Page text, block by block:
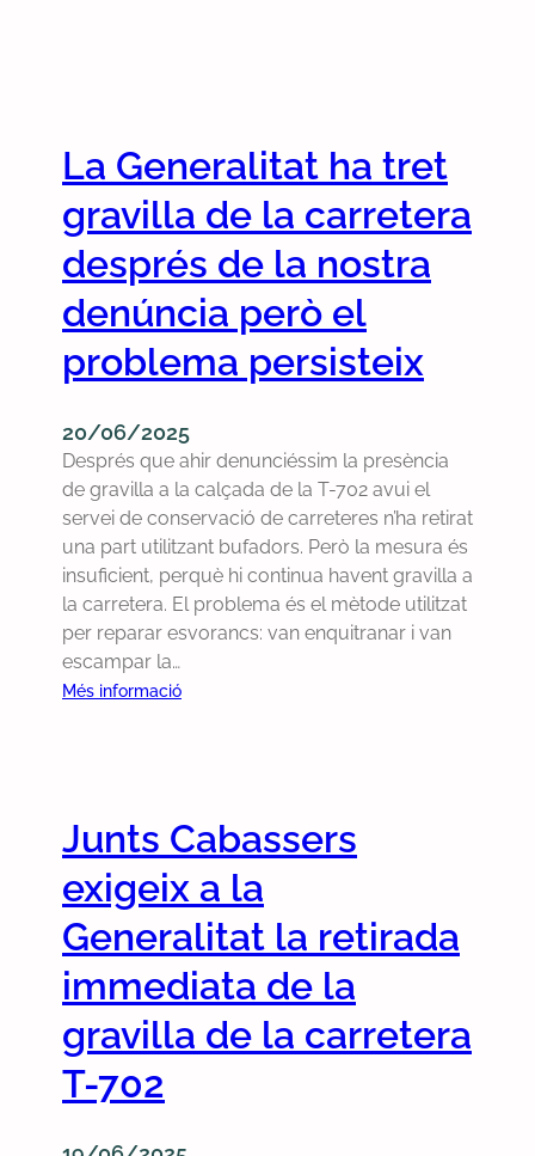
La Generalitat ha tret
gravilla de la carretera
després de la nostra
denúncia però el
problema persisteix
20/06/2025
Després que ahir denunciéssim la presència
de gravilla a la calçada de la T-702 avui el
servei de conservació de carreteres n’ha retirat
una part utilitzant bufadors. Però la mesura és
insuficient, perquè hi continua havent gravilla a
la carretera. El problema és el mètode utilitzat
per reparar esvorancs: van enquitranar i van
escampar la…
Més informació:
n
e
r
l
i
t
a
t
Junts Cabassers
exigeix a la
Generalitat la retirada
immediata de la
gravilla de la carretera
T-702